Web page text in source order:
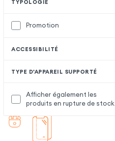
TYPOLOGIE
Promotion
ACCESSIBILITÉ
TYPE D'APPAREIL SUPPORTÉ
Afficher également les
produits en rupture de stock